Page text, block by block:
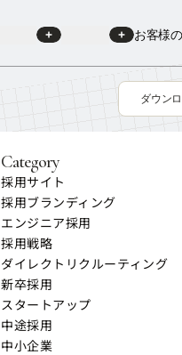
会社情報
お客様
ダウン
Category
採用サイト
採用サイト
採用ブランディング
採用ブランディング
エンジニア採用
エンジニア採用
採用戦略
採用戦略
ダイレクトリクルーティング
ダイレクトリクルーティング
新卒採用
新卒採用
スタートアップ
スタートアップ
中途採用
中途採用
中小企業